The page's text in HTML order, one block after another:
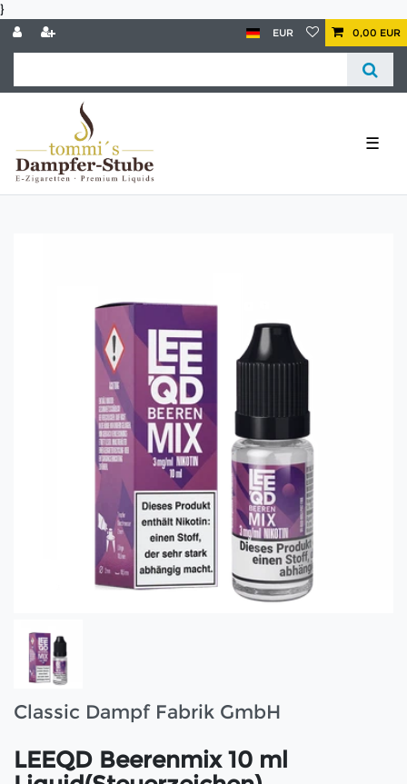
}
EUR 0,00 EUR
☰
Classic Dampf Fabrik GmbH
LEEQD Beerenmix 10 ml